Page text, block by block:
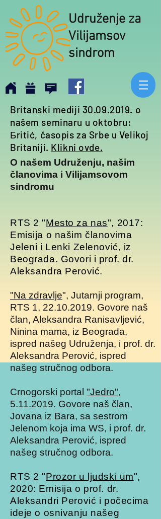
Udruženje za
Vilijamsov
sindrom
Britanski mediji 30.09.2019. o
našem seminaru u oktobru:
Бritić, časopis za Srbe u Velikoj
Britaniji. Klikni ovde.
O našem Udruženju, našim
članovima i Vilijamsovom
sindromu
RTS 2 "Mesto za nas", 2017:
Emisija o našim članovima
Jeleni i Lenki Zelenović, iz
Beograda. Govori i prof. dr.
Aleksandra Perović.
"Na zdravlje", Jutarnji program,
RTS 1, 22.10.2019. Govore naš
član, Aleksandra Ranisavljević,
Ninina mama, iz Beograda,
ispred našeg Udruženja, i prof. dr.
Aleksandra Perović, ispred
našeg stručnog odbora.
Crnogorski portal "Jedro",
5.11.2019. Govore naš član,
Jovana iz Bara, sa sestrom
Jelenom koja ima WS, i prof. dr.
Aleksandra Perović, ispred
našeg stručnog odbora.
RTS 2 "Prozor u ljudski um",
2020: Emisija o prof. dr.
Aleksandri Perović i počecima
ideje o osnivanju našeg